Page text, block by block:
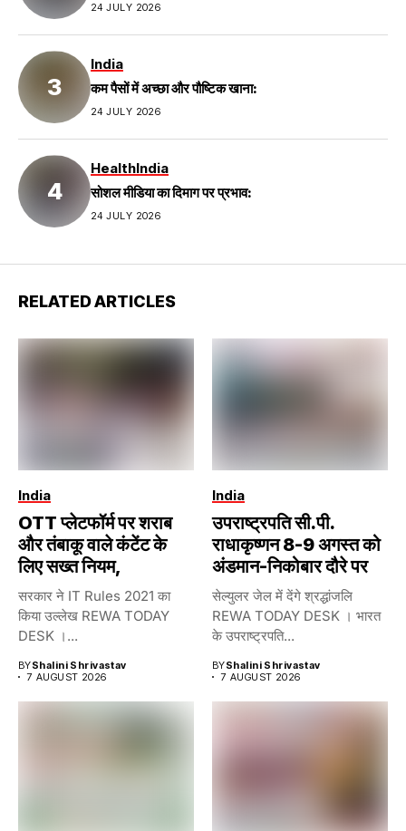
24 JULY 2026
India
कम पैसों में अच्छा और पौष्टिक खाना:
24 JULY 2026
HealthIndia
सोशल मीडिया का दिमाग पर प्रभाव:
24 JULY 2026
RELATED ARTICLES
India
OTT प्लेटफॉर्म पर शराब
और तंबाकू वाले कंटेंट के
लिए सख्त नियम,
सरकार ने IT Rules 2021 का
किया उल्लेख REWA TODAY
DESK ।...
BYShalini Shrivastav
7 AUGUST 2026
India
उपराष्ट्रपति सी.पी.
राधाकृष्णन 8-9 अगस्त को
अंडमान-निकोबार दौरे पर
सेल्युलर जेल में देंगे श्रद्धांजलि
REWA TODAY DESK । भारत
के उपराष्ट्रपति...
BYShalini Shrivastav
7 AUGUST 2026